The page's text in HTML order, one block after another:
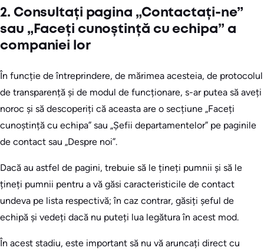
2. Consultați pagina „Contactați-ne”
sau „Faceți cunoștință cu echipa” a
companiei lor
În funcție de întreprindere, de mărimea acesteia, de protocolul
de transparență și de modul de funcționare, s-ar putea să aveți
noroc și să descoperiți că aceasta are o secțiune „Faceți
cunoștință cu echipa” sau „Șefii departamentelor” pe paginile
de contact sau „Despre noi”.
Dacă au astfel de pagini, trebuie să le țineți pumnii și să le
țineți pumnii pentru a vă găsi caracteristicile de contact
undeva pe lista respectivă; în caz contrar, găsiți șeful de
echipă și vedeți dacă nu puteți lua legătura în acest mod.
În acest stadiu, este important să nu vă aruncați direct cu